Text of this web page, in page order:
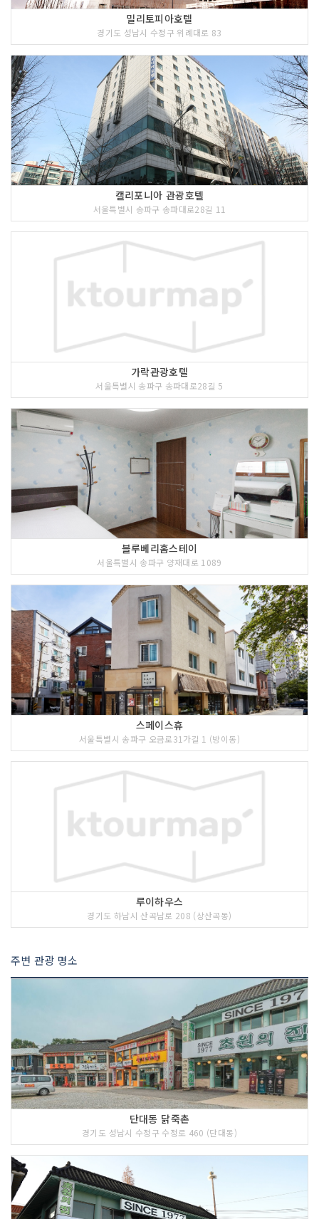
밀리토피아호텔
경기도 성남시 수정구 위례대로 83
캘리포니아 관광호텔
서울특별시 송파구 송파대로28길 11
가락관광호텔
서울특별시 송파구 송파대로28길 5
블루베리홈스테이
서울특별시 송파구 양재대로 1089
스페이스휴
서울특별시 송파구 오금로31가길 1 (방이동)
루이하우스
경기도 하남시 산곡남로 208 (상산곡동)
주변 관광 명소
단대동 닭죽촌
경기도 성남시 수정구 수정로 460 (단대동)